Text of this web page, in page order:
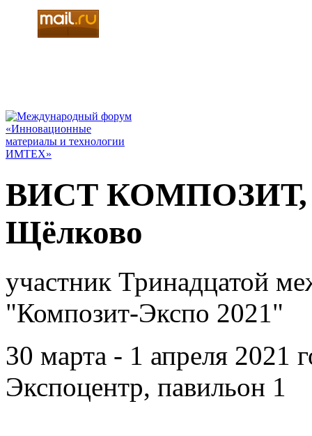
ВИСТ КОМПОЗИТ,
Щёлково
участник Тринадцатой
"Композит-Экспо 2021"
30 марта - 1 апреля
Экспоцентр, павильон 1